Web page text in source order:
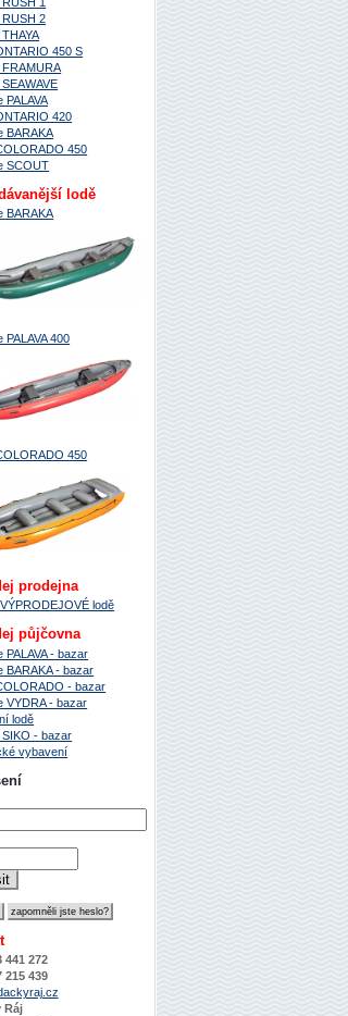
RUSH 2
450 S
FRAMURA
PALAVA
420
BARAKA
450
SCOUT
lodě
BARAKA
PALAVA 400
450
prodejna
lodě
půjčovna
PALAVA - bazar
BARAKA - bazar
- bazar
VYDRA - bazar
lodě
SIKO - bazar
vybavení
zapomněli jste heslo?
441 272
215 439
Ráj